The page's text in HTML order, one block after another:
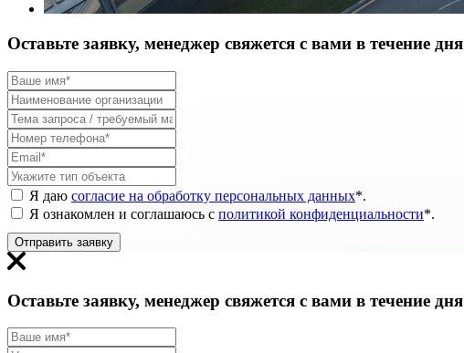
Оставьте заявку, менеджер свяжется с вами в течение дня
Я даю согласие на обработку персональных данных*.
Я ознакомлен и соглашаюсь с политикой конфиденциальности*.
Отправить заявку
Оставьте заявку, менеджер свяжется с вами в течение дня